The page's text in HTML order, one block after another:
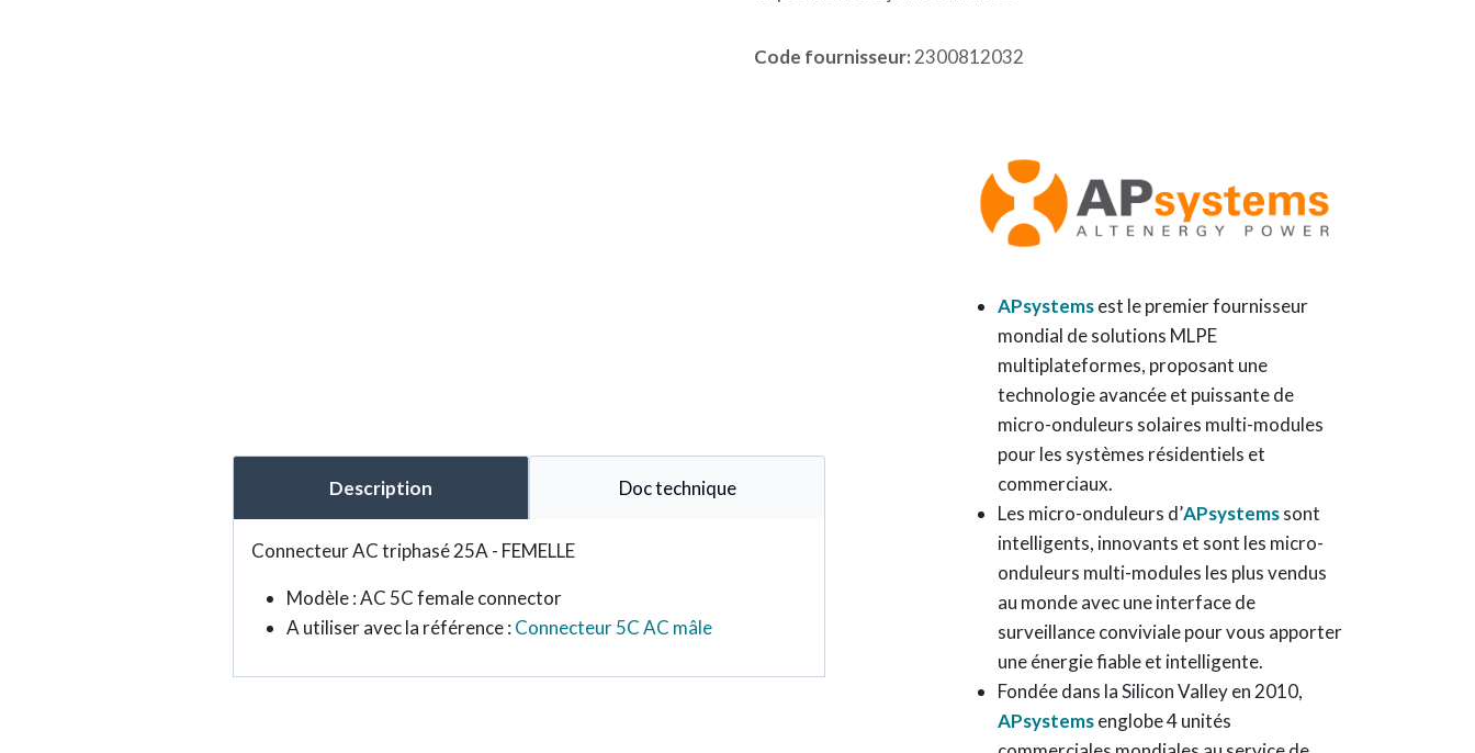
Code fournisseur: 2300812032
Description Doc technique
Connecteur AC triphasé 25A - FEMELLE
Modèle : AC 5C female connector
A utiliser avec la référence : Connecteur 5C AC mâle
APsystemsest le premier fournisseur
mondial de solutions MLPE
multiplateformes, proposant une
technologie avancée et puissante de
micro-onduleurs solaires multi-modules
pour les systèmes résidentiels et
commerciaux.
Les micro-onduleurs d’APsystemssont
intelligents, innovants et sont les micro-
onduleurs multi-modules les plus vendus
au monde avec une interface de
surveillance conviviale pour vous apporter
une énergie fiable et intelligente.
Fondée dans la Silicon Valley en 2010,
APsystemsenglobe 4 unités